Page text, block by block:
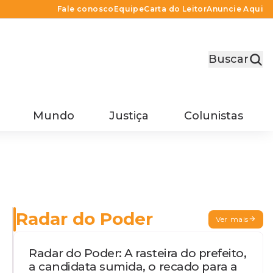
Fale conosco EquipeCarta do LeitorAnuncie Aqui
Buscar
Mundo Justiça Colunistas
Radar do Poder Ver mais
Radar do Poder: A rasteira do prefeito,
a candidata sumida, o recado para a